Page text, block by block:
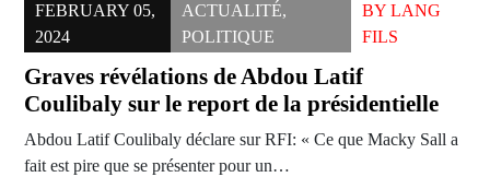
FEBRUARY 05,
2024
ACTUALITÉ,
POLITIQUE
BY LANG
FILS
Graves révélations de Abdou Latif
Coulibaly sur le report de la présidentielle
Abdou Latif Coulibaly déclare sur RFI: « Ce que Macky Sall a
fait est pire que se présenter pour un…